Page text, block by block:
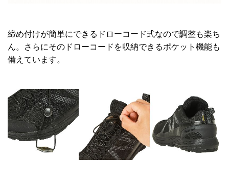
締め付けが簡単にできるドローコード式なので調整も楽ち
ん。さらにそのドローコードを収納できるポケット機能も
備えています。